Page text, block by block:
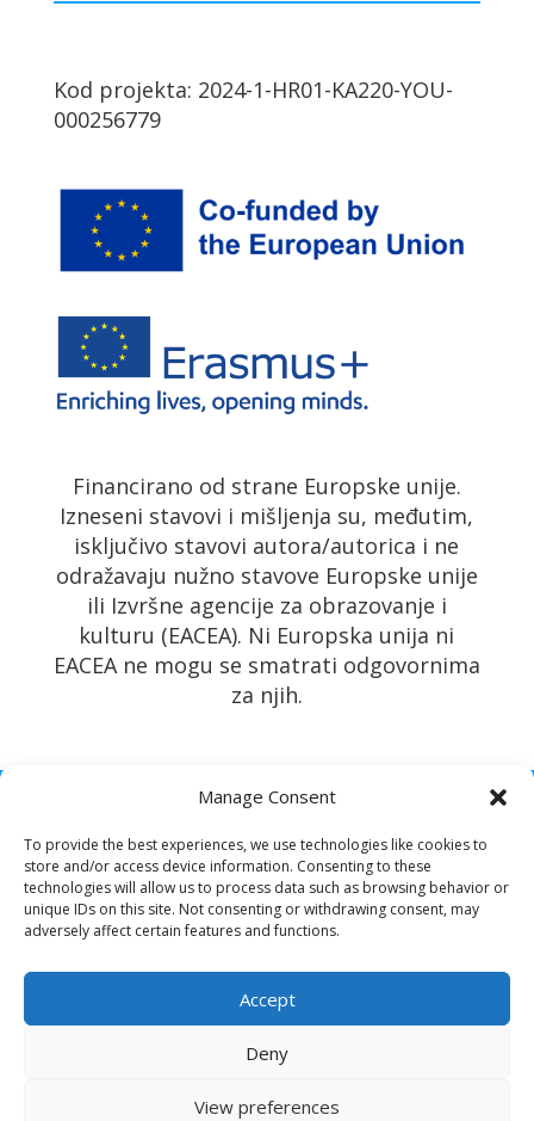
Manage Consent
To provide the best experiences, we use technologies like cookies to
store and/or access device information. Consenting to these
technologies will allow us to process data such as browsing behavior or
unique IDs on this site. Not consenting or withdrawing consent, may
adversely affect certain features and functions.
Accept
Deny
View preferences
Kod projekta: 2024-1-HR01-KA220-YOU-
000256779
Financirano od strane Europske unije.
Izneseni stavovi i mišljenja su, međutim,
isključivo stavovi autora/autorica i ne
odražavaju nužno stavove Europske unije
ili Izvršne agencije za obrazovanje i
kulturu (EACEA). Ni Europska unija ni
EACEA ne mogu se smatrati odgovornima
za njih.
All rights reserved – Resilient Roots
Cookie Policy